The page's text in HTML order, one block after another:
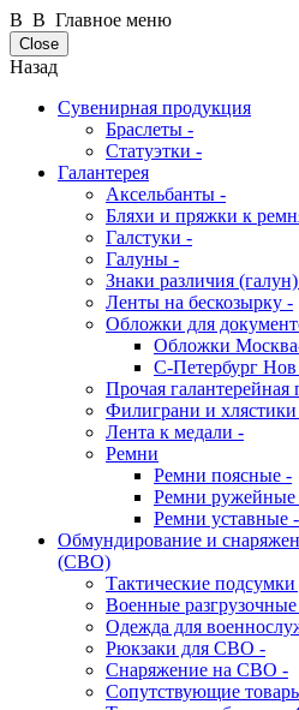
В В Главное меню
Close
Назад
Сувенирная продукция
Браслеты -
Статуэтки -
Галантерея
Аксельбанты -
Бляхи и пряжки к
Галстуки -
Галуны -
Знаки различия
Ленты на бескозырку -
Обложки для
Обложки
С-Петербург
Прочая галантерейная
Филиграни и
Лента к медали -
Ремни
Ремни поясные -
Ремни ружейные
Ремни уставные -
Обмундирование и
(СВО)
Тактические
Военные
Одежда для
Рюкзаки для СВО -
Снаряжение на СВО -
Сопутствующие